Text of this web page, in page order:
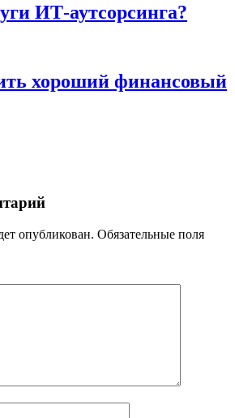
ИТ-аутсорсинга?
хороший финансовый
опубликован. Обязательные поля